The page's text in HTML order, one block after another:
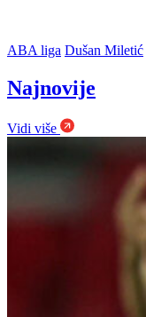
ABA liga Dušan Miletić
Najnovije
Vidi više